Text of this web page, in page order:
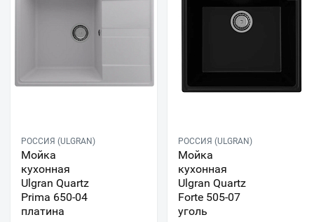
РОССИЯ (ULGRAN)
Мойка
кухонная
Ulgran Quartz
Prima 650-04
платина
РОССИЯ (ULGRAN)
Мойка
кухонная
Ulgran Quartz
Forte 505-07
уголь